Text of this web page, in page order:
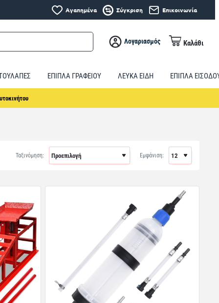
Αγαπημένα Σύγκριση Επικοινωνία
Λογαριασμός Καλάθι
ΕΠΙΠΛΑ ΓΡΑΦΕΙΟΥ ΛΕΥΚΑ ΕΙΔΗ ΕΠΙΠΛΑ
Ταξινόμηση: Εμφάνιση: